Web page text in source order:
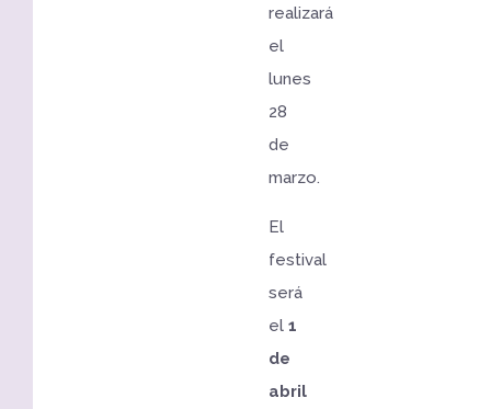
realizará
el
lunes
28
de
marzo.
El
festival
será
el1
de
abril